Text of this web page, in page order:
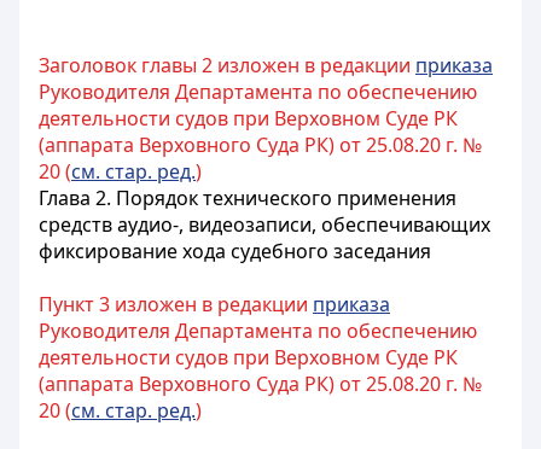
Заголовок главы 2 изложен в редакции приказа
Руководителя Департамента по обеспечению
деятельности судов при Верховном Суде РК
(аппарата Верховного Суда РК) от 25.08.20 г. №
20 (см. стар. ред.)
Глава 2. Порядок технического применения
средств аудио-, видеозаписи, обеспечивающих
фиксирование хода судебного заседания
Пункт 3 изложен в редакции приказа
Руководителя Департамента по обеспечению
деятельности судов при Верховном Суде РК
(аппарата Верховного Суда РК) от 25.08.20 г. №
20 (см. стар. ред.)